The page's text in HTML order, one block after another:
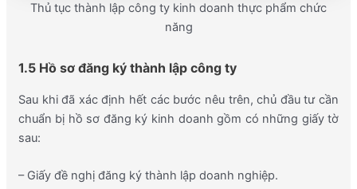
Thủ tục thành lập công ty kinh doanh thực phẩm chức
năng
1.5 Hồ sơ đăng ký thành lập công ty
Sau khi đã xác định hết các bước nêu trên, chủ đầu tư cần
chuẩn bị hồ sơ đăng ký kinh doanh gồm có những giấy tờ
sau:
– Giấy đề nghị đăng ký thành lập doanh nghiệp.